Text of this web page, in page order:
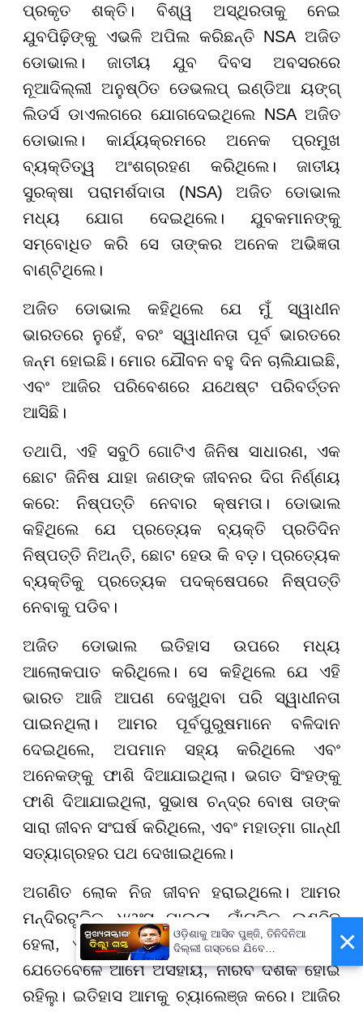
ପ୍ରକୃତ ଶକ୍ତି। ବିଶ୍ୱ ଅସ୍ଥିରତାକୁ ନେଇ
ଯୁବପିଢ଼ିଙ୍କୁ ଏଭଳି ଅପିଲ କରିଛନ୍ତି NSA ଅଜିତ
ଡୋଭାଲ। ଜାତୀୟ ଯୁବ ଦିବସ ଅବସରରେ
ନୂଆଦିଲ୍ଲୀ ଅନୁଷ୍ଠିତ ଡେଭଲପ୍ ଇଣ୍ଡିଆ ୟଙ୍ଗ୍
ଲିଡର୍ସ ଡାଏଲଗରେ ଯୋଗଦେଇଥିଲେ NSA ଅଜିତ
ଡୋଭାଲ। କାର୍ଯ୍ୟକ୍ରମରେ ଅନେକ ପ୍ରମୁଖ
ବ୍ୟକ୍ତିତ୍ୱ ଅଂଶଗ୍ରହଣ କରିଥିଲେ। ଜାତୀୟ
ସୁରକ୍ଷା ପରାମର୍ଶଦାତା (NSA) ଅଜିତ ଡୋଭାଲ
ମଧ୍ୟ ଯୋଗ ଦେଇଥିଲେ। ଯୁବକମାନଙ୍କୁ
ସମ୍ବୋଧିତ କରି ସେ ତାଙ୍କର ଅନେକ ଅଭିଜ୍ଞତା
ବାଣ୍ଟିଥିଲେ।
ଅଜିତ ଡୋଭାଲ କହିଥିଲେ ଯେ ମୁଁ ସ୍ୱାଧୀନ
ଭାରତରେ ନୁହେଁ, ବରଂ ସ୍ୱାଧୀନତା ପୂର୍ବ ଭାରତରେ
ଜନ୍ମ ହୋଇଛି। ମୋର ଯୌବନ ବହୁ ଦିନ ଚାଲିଯାଇଛି,
ଏବଂ ଆଜିର ପରିବେଶରେ ଯଥେଷ୍ଟ ପରିବର୍ତ୍ତନ
ଆସିଛି।
ତଥାପି, ଏହି ସବୁଠି ଗୋଟିଏ ଜିନିଷ ସାଧାରଣ, ଏକ
ଛୋଟ ଜିନିଷ ଯାହା ଜଣଙ୍କ ଜୀବନର ଦିଗ ନିର୍ଣ୍ଣୟ
କରେ: ନିଷ୍ପତ୍ତି ନେବାର କ୍ଷମତା। ଡୋଭାଲ
କହିଥିଲେ ଯେ ପ୍ରତ୍ୟେକ ବ୍ୟକ୍ତି ପ୍ରତିଦିନ
ନିଷ୍ପତ୍ତି ନିଅନ୍ତି, ଛୋଟ ହେଉ କି ବଡ଼। ପ୍ରତ୍ୟେକ
ବ୍ୟକ୍ତିକୁ ପ୍ରତ୍ୟେକ ପଦକ୍ଷେପରେ ନିଷ୍ପତ୍ତି
ନେବାକୁ ପଡିବ।
ଅଜିତ ଡୋଭାଲ ଇତିହାସ ଉପରେ ମଧ୍ୟ
ଆଲୋକପାତ କରିଥିଲେ। ସେ କହିଥିଲେ ଯେ ଏହି
ଭାରତ ଆଜି ଆପଣ ଦେଖୁଥିବା ପରି ସ୍ୱାଧୀନତା
ପାଇନଥିଲା। ଆମର ପୂର୍ବପୁରୁଷମାନେ ବଳିଦାନ
ଦେଇଥିଲେ, ଅପମାନ ସହ୍ୟ କରିଥିଲେ ଏବଂ
ଅନେକଙ୍କୁ ଫାଶି ଦିଆଯାଇଥିଲା। ଭଗତ ସିଂହଙ୍କୁ
ଫାଶି ଦିଆଯାଇଥିଲା, ସୁଭାଷ ଚନ୍ଦ୍ର ବୋଷ ତାଙ୍କ
ସାରା ଜୀବନ ସଂଘର୍ଷ କରିଥିଲେ, ଏବଂ ମହାତ୍ମା ଗାନ୍ଧୀ
ସତ୍ୟାଗ୍ରହର ପଥ ଦେଖାଇଥିଲେ।
ଅଗଣିତ ଲୋକ ନିଜ ଜୀବନ ହରାଇଥିଲେ। ଆମର
ମନ୍ଦିରଗୁଡ଼ିକ ଧ୍ୱଂସ ପାଇଲା, ଗାଁଗୁଡ଼ିକ ଲୁଣ୍ଠିତ
ହେଲା, ଏବଂ ଆମର ସଭ୍ୟତା ଚୂର୍ଣ୍ଣ ହୋଇଗଲା,
ଯେତେବେଳେ ଆମେ ଅସହାୟ, ନୀରବ ଦର୍ଶକ ହୋଇ
ରହିଲୁ। ଇତିହାସ ଆମକୁ ଚ୍ୟାଲେଞ୍ଜ କରେ। ଆଜିର
×
ଓଡ଼ିଶାକୁ ଆସିବ ପୁଞ୍ଜି, ତିନିଦିନିଆ
ଦିଲ୍ଲୀ ଗସ୍ତରେ ଯିବେ
ମୁଖ୍ୟମନ୍ତ୍ରୀ ମୋହନ ମାଝୀ